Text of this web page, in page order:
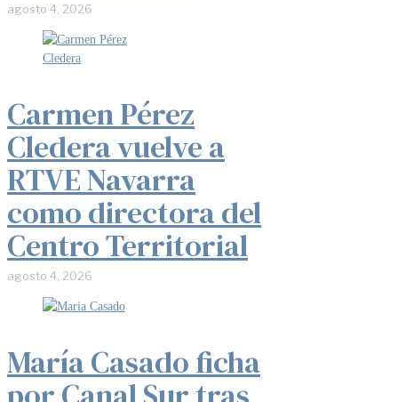
agosto 4, 2026
Carmen Pérez
Cledera vuelve a
RTVE Navarra
como directora del
Centro Territorial
agosto 4, 2026
María Casado ficha